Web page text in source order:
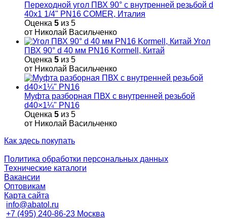
Переходной угол ПВХ 90° с внутренней резьбой d
40х1 1/4" PN16 COMER, Италия
Оценка 5 из 5
от Николай Васильченко
Угол
ПВХ 90° d 40 мм PN16 Kormell, Китай
Оценка 5 из 5
от Николай Васильченко
Муфта разборная ПВХ с внутренней резьбой
d40×1¼" PN16
Оценка 5 из 5
от Николай Васильченко
Как здесь покупать
Политика обработки персональных данных
Технические каталоги
Вакансии
Оптовикам
Карта сайта
info@abatol.ru
+7 (495) 240-86-23 Москва